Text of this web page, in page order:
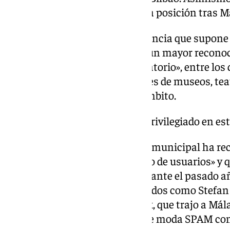
también se encuentra en cuarta posición tras
Salado ha subrayado la importancia que
este ranking, ya que se otorga «un mayor
entre los panelistas del Observatorio», entre
experimentadas como directores de museos,
artistas y personalidades del ámbito.
«Málaga ostenta un lugar privilegiado en
El representante del ente supramunicipal ha
«aumentó en un 20% su número de usuarios»
acudieron a sus actividades durante el pasado
muestras con nombres destacados como
Aaron Johnson, el festival Foolk, que trajo a
Marina Herlop, o el certamen de moda SPAM